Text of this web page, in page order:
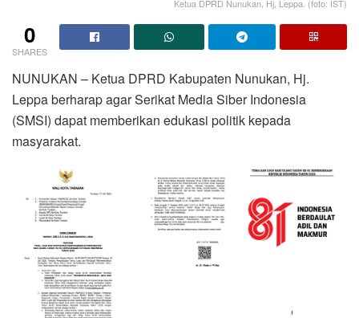
Ketua DPRD Nunukan, Hj, Leppa. (foto: IST)
0
SHARES
NUNUKAN – Ketua DPRD Kabupaten Nunukan, Hj.
Leppa berharap agar Serikat Media Siber Indonesia
(SMSI) dapat memberikan edukasi politik kepada
masyarakat.